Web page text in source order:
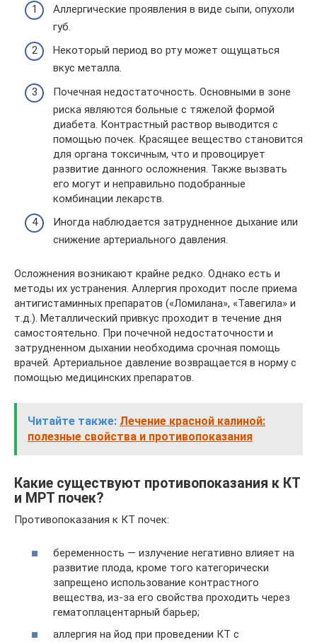
Аллергические проявления в виде сыпи, опухоли
губ.
Некоторый период во рту может ощущаться
вкус металла.
Почечная недостаточность. Основными в зоне
риска являются больные с тяжелой формой
диабета. Контрастный раствор выводится с
помощью почек. Красящее вещество становится
для органа токсичным, что и провоцирует
развитие данного осложнения. Также вызвать
его могут и неправильно подобранные
комбинации лекарств.
Иногда наблюдается затрудненное дыхание или
снижение артериального давления.
Осложнения возникают крайне редко. Однако есть и
методы их устранения. Аллергия проходит после приема
антигистаминных препаратов («Ломилана», «Тавегила» и
т.д.). Металлический привкус проходит в течение дня
самостоятельно. При почечной недостаточности и
затрудненном дыхании необходима срочная помощь
врачей. Артериальное давление возвращается в норму с
помощью медицинских препаратов.
Читайте также: Лечение красной калиной:
полезные свойства и противопоказания
Какие существуют противопоказания к КТ
и МРТ почек?
Противопоказания к КТ почек:
беременность — излучение негативно влияет на
развитие плода, кроме того категорически
запрещено использование контрастного
вещества, из-за его свойства проходить через
гематоплацентарный барьер;
аллергия на йод при проведении КТ с